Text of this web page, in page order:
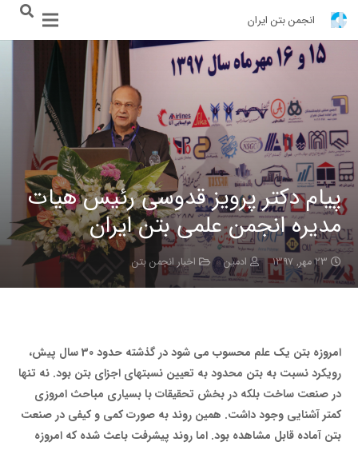
انجمن بتن ایران
پیام دکتر پرویز قدوسی رئیس هیات
مدیره انجمن علمی بتن ایران
۲۳ مهر, ۱۳۹۷ ادمین اخبار انجمن بتن
امروزه بتن یک علم محسوب می شود در گذشته حدود 30 سال پیش،
رویکرد نسبت به بتن محدود به تعیین نسبت­های اجزای بتن بود. نه تنها
در صنعت ساخت بلکه در بخش تحقیقات با بسیاری مباحث امروزی
کمتر آشنایی وجود داشت. همین روند به صورت کمی و کیفی در صنعت
بتن آماده قابل مشاهده بود. اما روند پیشرفت باعث شده که امروزه